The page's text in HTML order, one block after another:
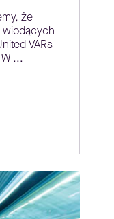
że
wiodących
VARs
...